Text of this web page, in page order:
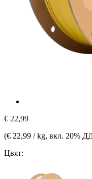
€ 22,99
(€ 22,99 / kg, вкл. 20%
Цвят: